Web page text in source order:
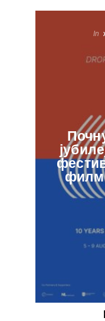
In
филм